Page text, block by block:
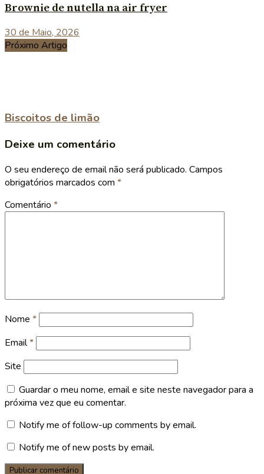
Brownie de nutella na air fryer
30 de Maio, 2026
Próximo Artigo
Biscoitos de limão
Deixe um comentário
O seu endereço de email não será publicado. Campos
obrigatórios marcados com *
Comentário *
Nome *
Email*
Site
Guardar o meu nome, email e site neste navegador para a
próxima vez que eu comentar.
Notify me of follow-up comments by email.
Notify me of new posts by email.